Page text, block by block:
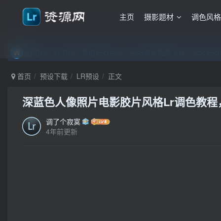
主页 摄影题材 调色风格
好消息，好消息！赞助钻石会员，全站预设免费下载，永久
首页 预设下载 LR预设 正文
深蓝色人像照片电影胶片风格Lr调色教
调了个寂寞
4年前更新